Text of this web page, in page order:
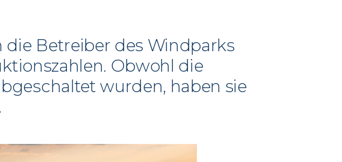
Betreiber des Windparks
Obwohl die
wurden, haben sie